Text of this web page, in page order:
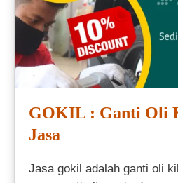
GOKIL : Ganti Oli
Jasa
Jasa gokil adalah ganti oli